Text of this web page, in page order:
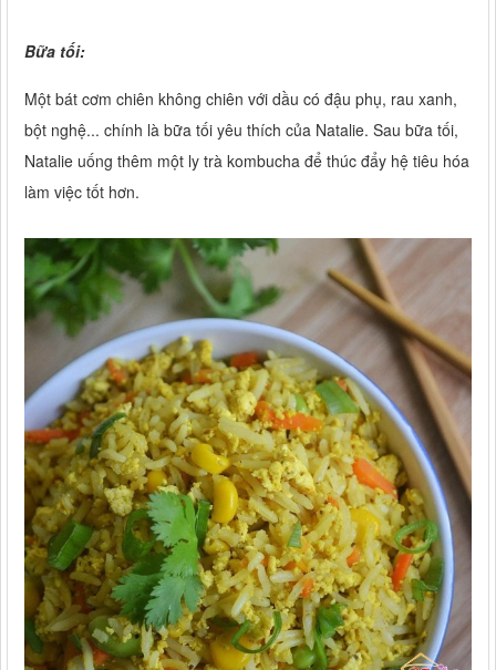
Bữa tối:
Một bát cơm chiên không chiên với dầu có đậu phụ, rau xanh,
bột nghệ... chính là bữa tối yêu thích của Natalie. Sau bữa tối,
Natalie uống thêm một ly trà kombucha để thúc đẩy hệ tiêu hóa
làm việc tốt hơn.